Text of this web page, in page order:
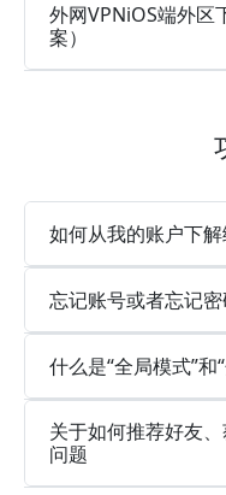
外网VPNiOS端外区
案）
如何从我的账户下解
忘记账号或者忘记
什么是“全局模式”和
关于如何推荐好友
问题